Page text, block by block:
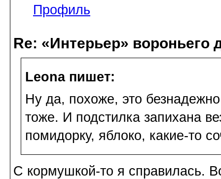
Профиль
Re: «Интерьер» вороньего
Leona пишет:
Ну да, похоже, это
тоже. И подстилка запихана
помидорку, яблоко, какие-то
С кормушкой-то я справилась.